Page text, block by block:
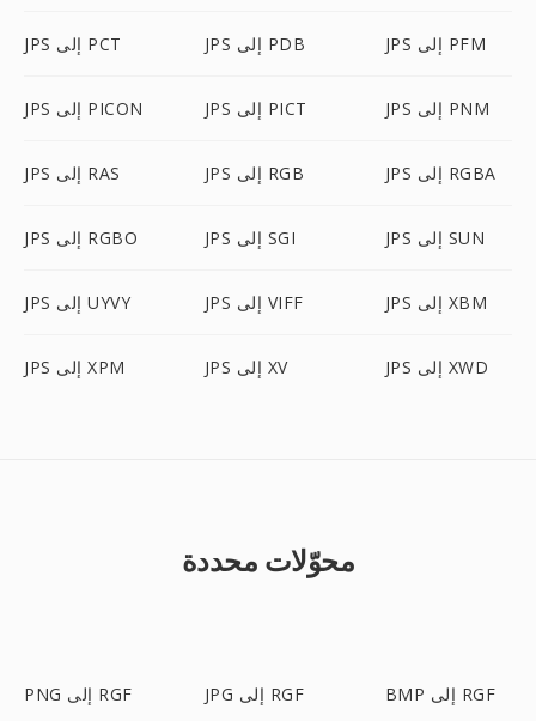
JPS إلى PCT JPS إلى PDB JPS إلى PFM
JPS إلى PICON JPS إلى PICT JPS إلى PNM
JPS إلى RAS JPS إلى RGB JPS إلى RGBA
JPS إلى RGBO JPS إلى SGI JPS إلى SUN
JPS إلى UYVY JPS إلى VIFF JPS إلى XBM
JPS إلى XPM JPS إلى XV JPS إلى XWD
محوّلات محددة
PNG إلى RGF JPG إلى RGF BMP إلى RGF